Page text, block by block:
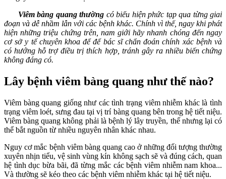
Viêm bàng quang thường có biểu hiện phức tạp qua từng giai
đoạn và dễ nhầm lẫn với các bệnh khác. Chính vì thế, ngay khi phát
hiện những triệu chứng trên, nam giới hãy nhanh chóng đến ngay
cơ sở y tế chuyên khoa để để bác sĩ chẩn đoán chính xác bệnh và
có hướng hỗ trợ điều trị thích hợp, tránh gây ra nhiều biến chứng
không đáng có.
Lây bệnh viêm bàng quang như thế nào?
Viêm bàng quang giống như các tình trạng viêm nhiễm khác là tình
trạng viêm loét, sưng đau tại vị trí bàng quang bên trong hệ tiết niệu.
Viêm bàng quang không phải là bệnh lý lây truyền, thế nhưng lại có
thể bắt nguồn từ nhiều nguyên nhân khác nhau.
Nguy cơ mắc bệnh viêm bàng quang cao ở những đối tượng thường
xuyên nhịn tiểu, vệ sinh vùng kín không sạch sẽ và đúng cách, quan
hệ tình dục bừa bãi, đã từng mắc các bệnh viêm nhiễm nam khoa...
Và thường sẽ kéo theo các bệnh viêm nhiễm khác tại hệ tiết niệu.